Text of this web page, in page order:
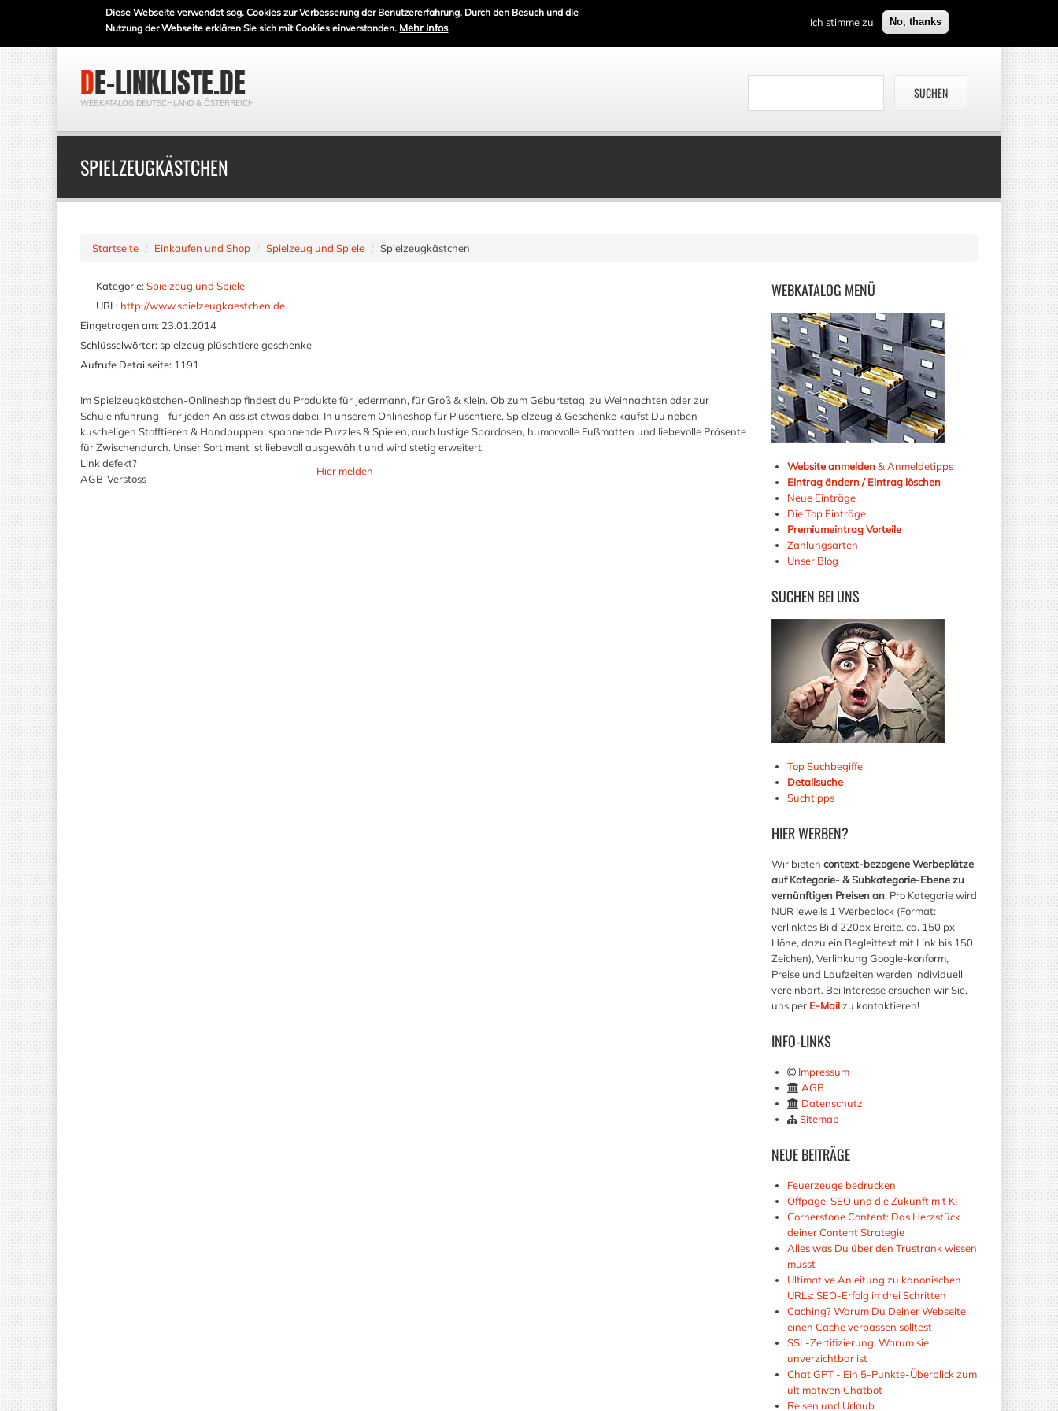
Diese Webseite verwendet sog. Cookies zur Verbesserung der Benutzererfahrung. Durch den Besuch und die
Nutzung der Webseite erklären Sie sich mit Cookies einverstanden. Mehr Infos Ich stimme zu No, thanks
DE-LINKLISTE.DE
WEBKATALOG DEUTSCHLAND & ÖSTERREICH
SPIELZEUGKÄSTCHEN
Startseite Einkaufen und Shop Spielzeug und Spiele Spielzeugkästchen
WEBKATALOG MENÜ
Website anmelden& Anmeldetipps
Eintrag ändern / Eintrag löschen
Neue Einträge
Die Top Einträge
Premiumeintrag Vorteile
Zahlungsarten
Unser Blog
SUCHEN BEI UNS
Top Suchbegiffe
Detailsuche
Suchtipps
HIERWERBEN?
Wir bieten context-bezogene Werbeplätze
auf Kategorie- & Subkategorie-Ebene zu
vernünftigen Preisen an. Pro Kategorie wird
NUR jeweils 1 Werbeblock (Format:
verlinktes Bild 220px Breite, ca. 150 px
Höhe, dazu ein Begleittext mit Link bis 150
Zeichen), Verlinkung Google-konform,
Preise und Laufzeiten werden individuell
vereinbart. Bei Interesse ersuchen wir Sie,
uns per E-Mailzu kontaktieren!
INFO-LINKS
Impressum
AGB
Datenschutz
Sitemap
NEUEBEITRÄGE
Feuerzeuge bedrucken
Offpage-SEO und die Zukunft mit KI
Cornerstone Content: Das Herzstück
deiner Content Strategie
Alles was Du über den Trustrank wissen
musst
Ultimative Anleitung zu kanonischen
URLs: SEO-Erfolg in drei Schritten
Caching? Warum Du Deiner Webseite
einen Cache verpassen solltest
SSL-Zertifizierung: Warum sie
unverzichtbar ist
Chat GPT - Ein 5-Punkte-Überblick zum
ultimativen Chatbot
Reisen und Urlaub
Kategorie: Spielzeug und Spiele
URL: http://www.spielzeugkaestchen.de
Eingetragen am: 23.01.2014
Schlüsselwörter: spielzeug plüschtiere geschenke
Aufrufe Detailseite: 1191
Im Spielzeugkästchen-Onlineshop findest du Produkte für Jedermann, für Groß & Klein. Ob zum Geburtstag, zu Weihnachten oder zur
Schuleinführung - für jeden Anlass ist etwas dabei. In unserem Onlineshop für Plüschtiere, Spielzeug & Geschenke kaufst Du neben
kuscheligen Stofftieren & Handpuppen, spannende Puzzles & Spielen, auch lustige Spardosen, humorvolle Fußmatten und liebevolle Präsente
für Zwischendurch. Unser Sortiment ist liebevoll ausgewählt und wird stetig erweitert.
Link defekt?
AGB-Verstoss
Hier melden